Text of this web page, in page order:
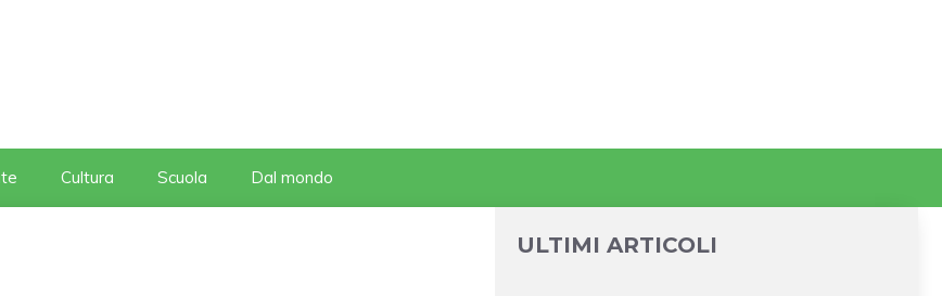
Cultura Scuola Dal mondo
ULTIMI ARTICOLI